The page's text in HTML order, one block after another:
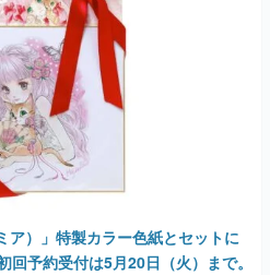
〜ゲームクリエイターの青春〜
ンと箸』等で知られるマンガ家・田中圭
ム業界レポートマンガです。
は面白い？
氏がゲームの魅力を画面や操作の
き明かしていく、硬派で骨太な評論連載
た日本語
を、コンピューター文化史研究家・タ
査。
ア）」特製カラー色紙とセットに
予約受付は5月20日（火）まで。